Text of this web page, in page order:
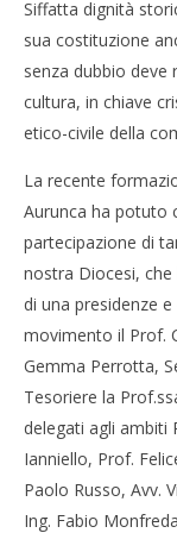
Siffatta dignità
sua costituzione
senza dubbio deve
cultura, in chiave
etico-civile della
La recente
Aurunca ha potuto
partecipazione di
nostra Diocesi,
di una presidenze
movimento il Prof.
Gemma Perrotta,
Tesoriere la
delegati agli ambiti
Ianniello, Prof.
Paolo Russo, Avv.
Ing. Fabio